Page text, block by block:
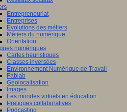
Entrepreneuriat
Entreprises
Evolutions des métiers
Métiers du numérique
Orientation
numériques
Cartes heuristiques
Classes inversées
Environnement Numérique de Travail
Fablab
Géolocalisation
Images
Les mondes virtuels en éducation
Pratiques collaboratives
Podcasting